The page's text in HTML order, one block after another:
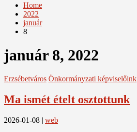
Home
2022
január
8
január 8, 2022
Erzsébetváros Önkormányzati képviselőink
Ma ismét ételt osztottunk
2026-01-08 | web